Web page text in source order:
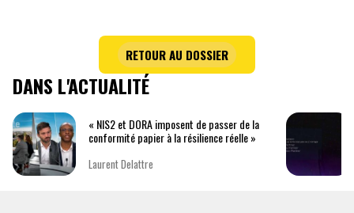
RETOUR AU DOSSIER
DANS L'ACTUALITÉ
« NIS2 et DORA imposent de passer de la
conformité papier à la résilience réelle »
Laurent Delattre